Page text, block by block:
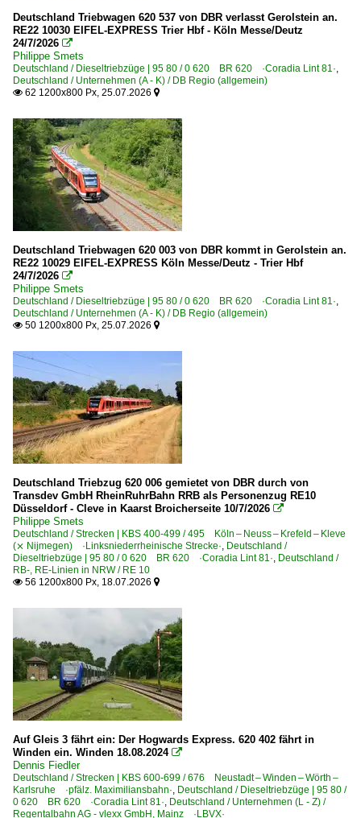
Bonn
Bonn-Mehlem
Brügge (Westfalen)
Dieringhausen
Bahnhöfe (F - K)
Frankfurt (Main) Hbf ·FF·
Gerolstein
Grevenbroich
Heimbach/Nahe
Horrem
Hürth
Köln Hbf ·KK·
Köln (sonstige)
Köln Messe Deutz
Bahnhöfe (L - Q)
Lüdenscheid
Mainz Hbf ·FMZ·
Mechernich/Eifel
Meckenheim bei Bonn
Meinerzhagen
München Hauptbahnhof ·MH·
Bahnhöfe (R - Z)
Rathenow
Remagen
Roisdorf (Bornheim)
Trier Hbf
Uelzen (Hundertwasser-Bahnhof)
2018
2019
2020
2021
2022
2023
2024
2025
2026
Deutschland Triebwagen 620 537 von DBR verlasst Gerolstein an.
RE22 10030 EIFEL-EXPRESS Trier Hbf - Köln Messe/Deutz
24/7/2026 
Philippe Smets
Deutschland / Dieseltriebzüge | 95 80 / 0 620 BR 620 ·Coradia Lint 81·,
Deutschland / Unternehmen (A - K) / DB Regio (allgemein)
 62 1200x800 Px, 25.07.2026 
Deutschland Triebwagen 620 003 von DBR kommt in Gerolstein an.
RE22 10029 EIFEL-EXPRESS Köln Messe/Deutz - Trier Hbf
24/7/2026 
Philippe Smets
Deutschland / Dieseltriebzüge | 95 80 / 0 620 BR 620 ·Coradia Lint 81·,
Deutschland / Unternehmen (A - K) / DB Regio (allgemein)
 50 1200x800 Px, 25.07.2026 
Deutschland Triebzug 620 006 gemietet von DBR durch von
Transdev GmbH RheinRuhrBahn RRB als Personenzug RE10
Düsseldorf - Cleve in Kaarst Broicherseite 10/7/2026 
Philippe Smets
Deutschland / Strecken | KBS 400-499 / 495 Köln – Neuss – Krefeld – Kleve
(⨯ Nijmegen) ·Linksniederrheinische Strecke·, Deutschland /
Dieseltriebzüge | 95 80 / 0 620 BR 620 ·Coradia Lint 81·, Deutschland /
RB-, RE-Linien in NRW / RE 10
 56 1200x800 Px, 18.07.2026 
Auf Gleis 3 fährt ein: Der Hogwards Express. 620 402 fährt in
Winden ein. Winden 18.08.2024 
Dennis Fiedler
Deutschland / Strecken | KBS 600-699 / 676 Neustadt – Winden – Wörth –
Karlsruhe ·pfälz. Maximiliansbahn·, Deutschland / Dieseltriebzüge | 95 80 /
0 620 BR 620 ·Coradia Lint 81·, Deutschland / Unternehmen (L - Z) /
Regentalbahn AG - vlexx GmbH, Mainz ·LBVX·